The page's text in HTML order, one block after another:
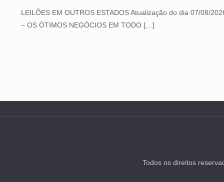
LEILÕES EM OUTROS ESTADOS Atualização do dia 07/08/
– OS ÓTIMOS NEGÓCIOS EM TODO […]
Todos os direitos